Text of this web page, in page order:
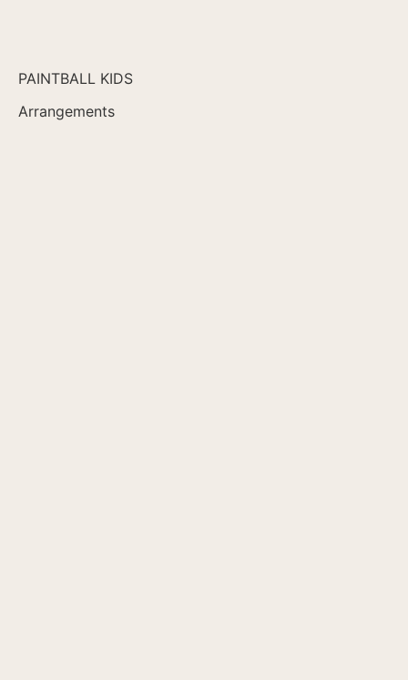
PAINTBALL KIDS
Arrangements